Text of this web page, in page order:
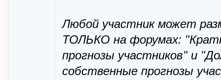
Любой участник может
ТОЛЬКО на форумах:
прогнозы участников" и
собственные прогнозы